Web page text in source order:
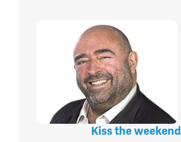
Kiss the weekend